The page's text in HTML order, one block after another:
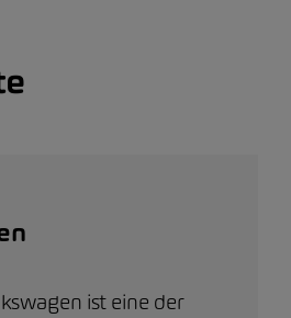
ist eine der